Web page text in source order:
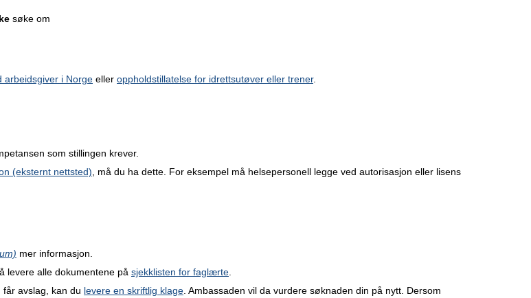
søke om
arbeidsgiver i Norge eller oppholdstillatelse for idrettsutøver eller trener.
som stillingen krever.
(eksternt nettsted) , må du ha dette. For eksempel må helsepersonell legge ved autorisasjon eller lisens
mer informasjon.
levere alle dokumentene på sjekklisten for faglærte
avslag, kan du levere en skriftlig klage . Ambassaden vil da vurdere søknaden din på nytt. Dersom